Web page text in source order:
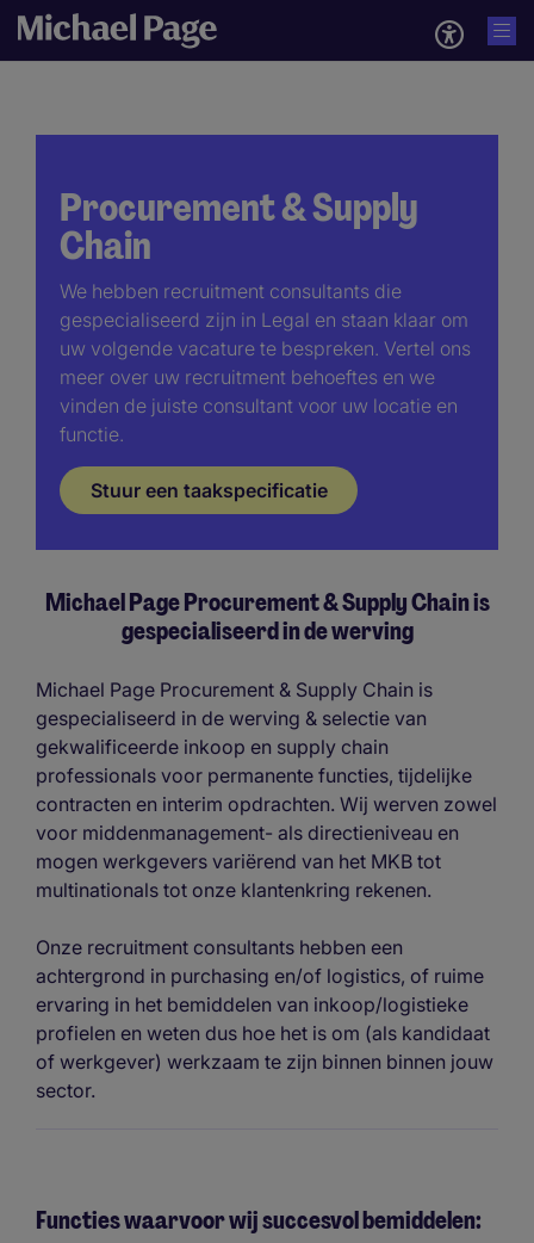
Procurement & Supply
Chain
We hebben recruitment consultants die
gespecialiseerd zijn in Legal en staan klaar om
uw volgende vacature te bespreken. Vertel ons
meer over uw recruitment behoeftes en we
vinden de juiste consultant voor uw locatie en
functie.
Stuur een taakspecificatie
Michael Page Procurement & Supply Chain is
gespecialiseerd in de werving
Michael Page Procurement & Supply Chain is
gespecialiseerd in de werving & selectie van
gekwalificeerde inkoop en supply chain
professionals voor permanente functies, tijdelijke
contracten en interim opdrachten. Wij werven zowel
voor middenmanagement- als directieniveau en
mogen werkgevers variërend van het MKB tot
multinationals tot onze klantenkring rekenen.
Onze recruitment consultants hebben een
achtergrond in purchasing en/of logistics, of ruime
ervaring in het bemiddelen van inkoop/logistieke
profielen en weten dus hoe het is om (als kandidaat
of werkgever) werkzaam te zijn binnen binnen jouw
sector.
Functies waarvoor wij succesvol bemiddelen: